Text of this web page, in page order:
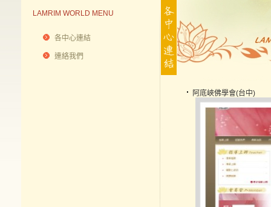
LAMRIM WORLD MENU
各中心連結
連絡我們
阿底峽佛學會(台中)